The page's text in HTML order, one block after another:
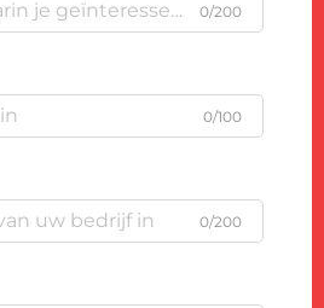
0/200
0/100
0/200